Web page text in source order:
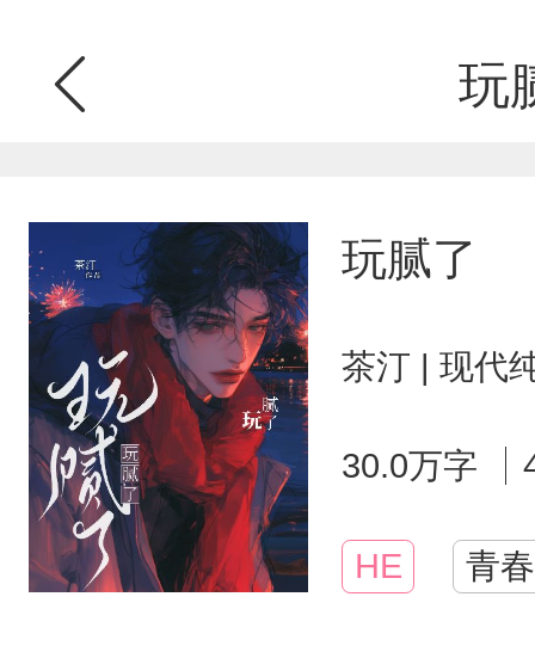
玩
玩腻了
茶汀 | 现代
30.0万字
HE 青春